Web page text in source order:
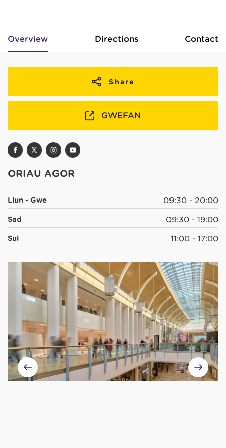
Overview Directions Contact
Share
GWEFAN
ORIAU AGOR
Llun - Gwe 09:30 - 20:00
Sad 09:30 - 19:00
Sul 11:00 - 17:00